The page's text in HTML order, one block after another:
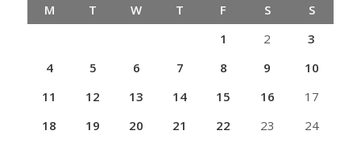
M
T W T F S
S
1
2
3
4
5 6 7 8 9
10
11
12 13 14 15 16
17
18
19 20 21 22 23
24